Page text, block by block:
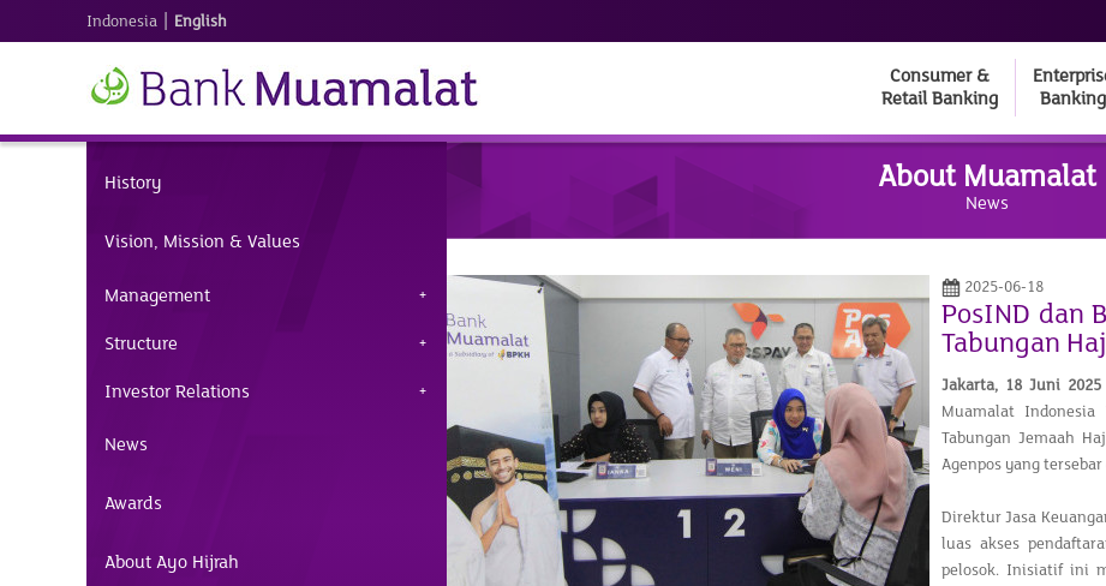
Indonesia | English
Consumer &
Retail Banking
Banking
History
Vision, Mission & Values
Management
Structure
Investor Relations
News
Awards
About Ayo Hijrah
About Muamalat
News
2025-06-18
PosIND dan
Tabungan
Jakarta, 18 Juni 2025
Muamalat
Tabungan Jemaah
Agenpos yang
Direktur Jasa
luas akses
pelosok. Inisiatif ini